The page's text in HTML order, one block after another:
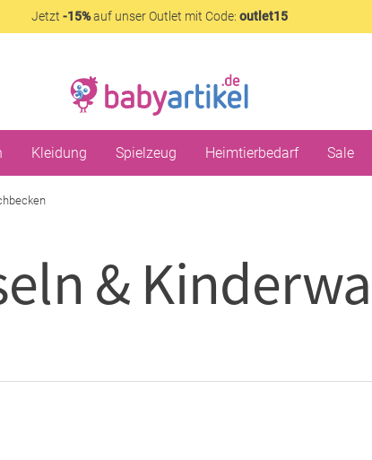
Jetzt -15%auf unser Outlet mit Code: outlet15
Kleidung Spielzeug Heimtierbedarf Sale
&